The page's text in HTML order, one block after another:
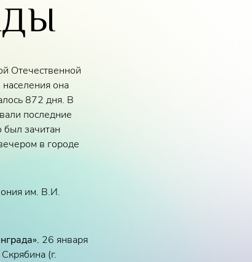
Отечественной
она
872 дня. В
последние
зачитан
в городе
им. В.И.
26 января
(г.